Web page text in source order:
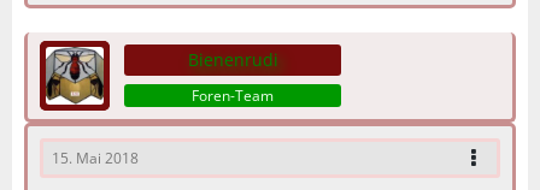
Bienenrudi
Foren-Team
15. Mai 2018